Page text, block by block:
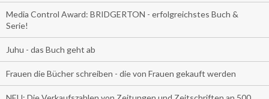
Media Control Award: BRIDGERTON - erfolgreichstes Buch &
Serie!
Juhu - das Buch geht ab
Frauen die Bücher schreiben - die von Frauen gekauft werden